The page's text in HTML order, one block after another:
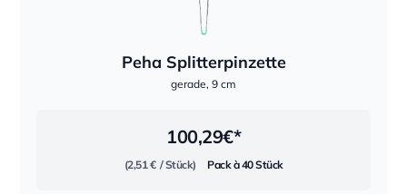
Peha Splitterpinzette
gerade, 9 cm
100,29€*
(2,51 € / Stück) Pack à 40 Stück